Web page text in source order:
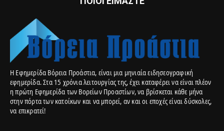
Η Εφημερίδα Βόρεια Προάστια, είναι μια μηνιαία ειδησεογραφική
εφημερίδα. Στα 15 χρόνια λειτουργίας της, έχει καταφέρει να είναι πλέον
η πρώτη Εφημερίδα των Βορείων Προαστίων, να βρίσκεται κάθε μήνα
στην πόρτα των κατοίκων και να μπορεί, αν και οι εποχές είναι δύσκολες,
να επικρατεί!